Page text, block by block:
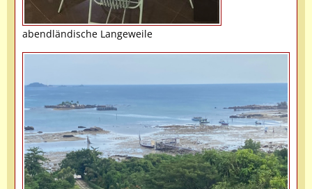
abendländische Langeweile